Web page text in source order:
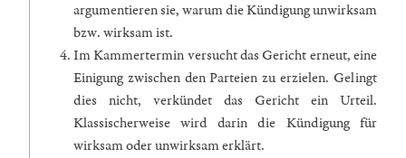
argumentieren sie, warum die Kündigung unwirksam
bzw. wirksam ist.
Im Kammertermin versucht das Gericht erneut, eine
Einigung zwischen den Parteien zu erzielen. Gelingt
dies nicht, verkündet das Gericht ein Urteil.
Klassischerweise wird darin die Kündigung für
wirksam oder unwirksam erklärt.